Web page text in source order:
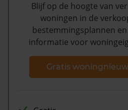
Blijf op de hoogte van
woningen in de
bestemmingsplannen
informatie voor
Gratis